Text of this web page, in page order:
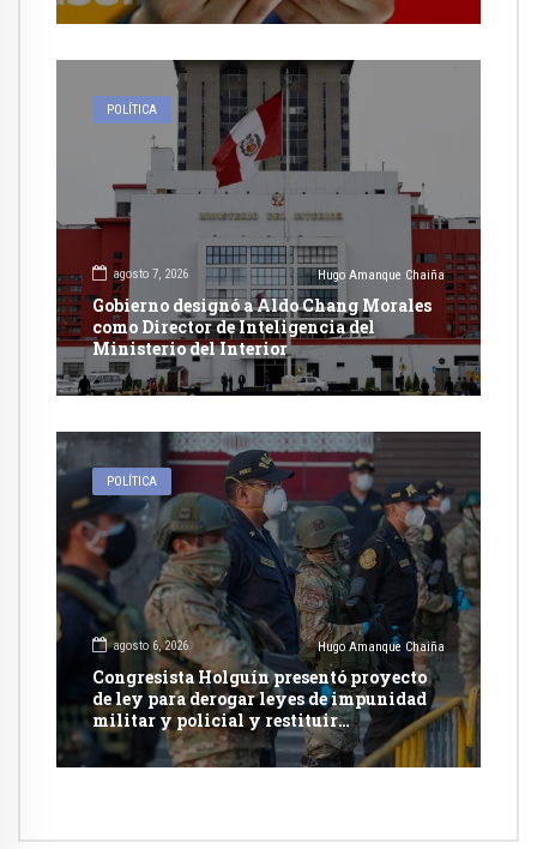
POLÍTICA
agosto 7, 2026 Hugo Amanque Chaiña
Gobierno designó a Aldo Chang Morales
como Director de Inteligencia del
Ministerio del Interior
POLÍTICA
agosto 6, 2026 Hugo Amanque Chaiña
Congresista Holguín presentó proyecto
de ley para derogar leyes de impunidad
militar y policial y restituir
competencia de justicia ordinaria